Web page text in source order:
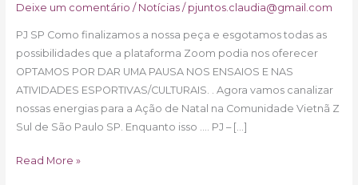
Deixe um comentário / Notícias/ pjuntos.claudia@gmail.com
PJ SP Como finalizamos a nossa peça e esgotamos todas as
possibilidades que a plataforma Zoom podia nos oferecer
OPTAMOS POR DAR UMA PAUSA NOS ENSAIOS E NAS
ATIVIDADES ESPORTIVAS/CULTURAIS. . Agora vamos canalizar
nossas energias para a Ação de Natal na Comunidade Vietnã Z
Sul de São Paulo SP. Enquanto isso …. PJ – […]
Read More »